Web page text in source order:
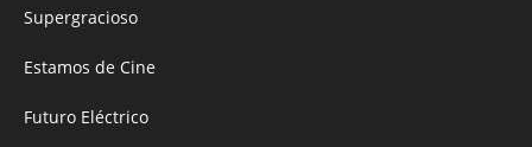
Supergracioso
Estamos de Cine
Futuro Eléctrico